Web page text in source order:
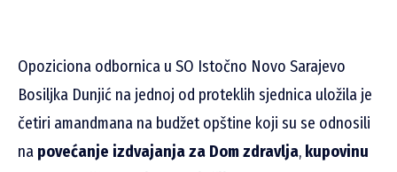
Opoziciona odbornica u SO Istočno Novo Sarajevo
Bosiljka Dunjić na jednoj od proteklih sjednica uložila je
četiri amandmana na budžet opštine koji su se odnosili
na povećanje izdvajanja za Dom zdravlja, kupovinu